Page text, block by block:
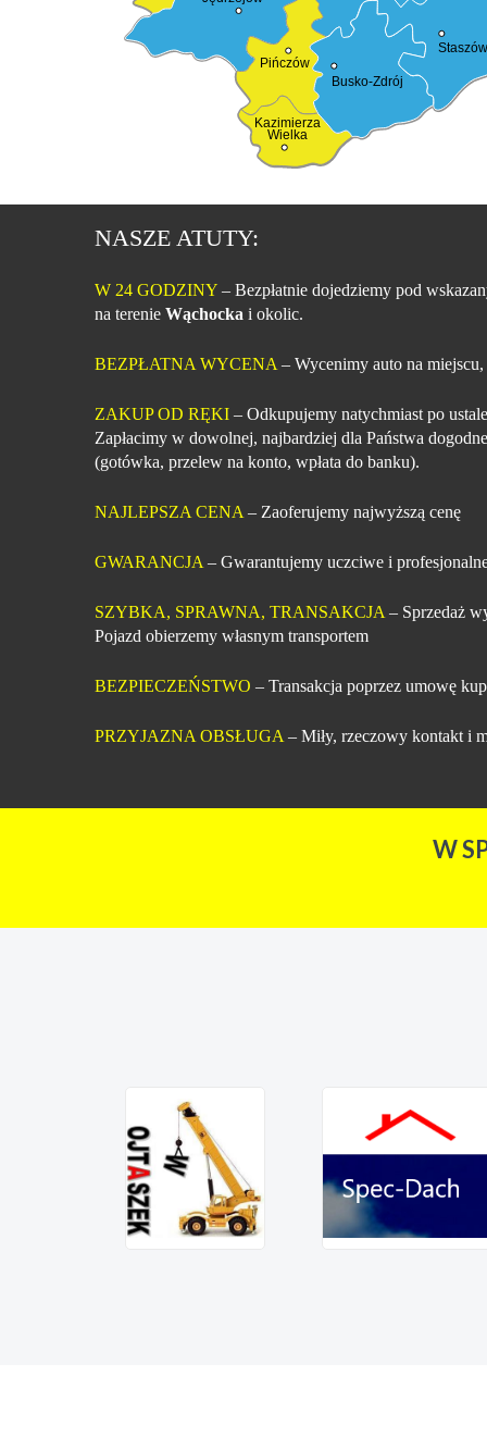
Pińczów
Kazimierza
Wielka
Busko-Zdrój
Staszów
NASZE ATUTY:
W 24 GODZINY – Bezpłatnie dojedziemy pod
na terenie Wąchocka i okolic.
BEZPŁATNA WYCENA – Wycenimy auto na
ZAKUP OD RĘKI – Odkupujemy natychmiast po
Zapłacimy w dowolnej, najbardziej dla Państwa
(gotówka, przelew na konto, wpłata do banku).
NAJLEPSZA CENA – Zaoferujemy najwyższą cenę
GWARANCJA – Gwarantujemy uczciwe i
SZYBKA, SPRAWNA, TRANSAKCJA – Sprzedaż
Pojazd obierzemy własnym transportem
BEZPIECZEŃSTWO – Transakcja poprzez umowę
PRZYJAZNA OBSŁUGA – Miły, rzeczowy kontakt i
W